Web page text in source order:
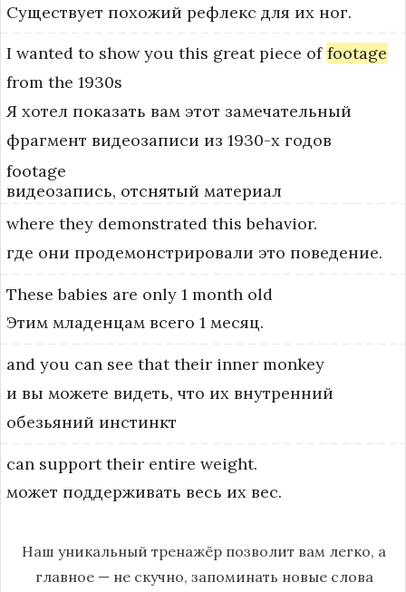
Существует похожий рефлекс для их ног.
I wanted to show you this great piece of footage
from the 1930s
Я хотел показать вам этот замечательный
фрагмент видеозаписи из 1930-х годов
footage
видеозапись, отснятый материал
where they demonstrated this behavior.
где они продемонстрировали это поведение.
These babies are only 1 month old
Этим младенцам всего 1 месяц.
and you can see that their inner monkey
и вы можете видеть, что их внутренний
обезьяний инстинкт
can support their entire weight.
может поддерживать весь их вес.
Наш уникальный тренажёр позволит вам легко, а
главное — не скучно, запоминать новые слова